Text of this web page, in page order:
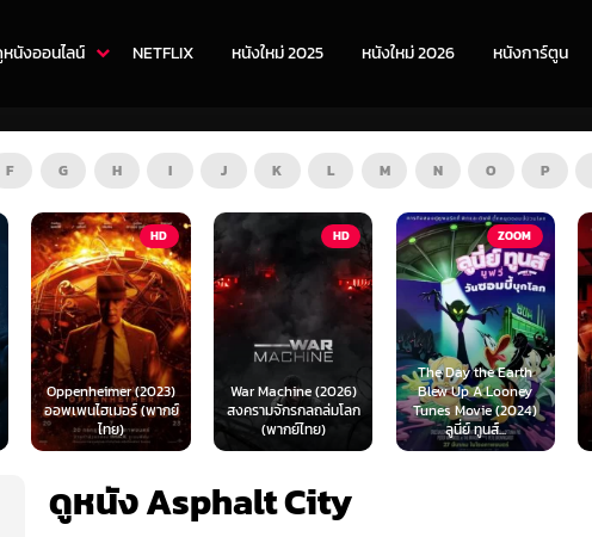
นังออนไลน์ NETFLIX หนังใหม่ 2025 หนังใหม่ 2026 หนังการ์ตูน
F G H I J K L M N O P
HD
War Machine (2026)
สงครามจักรกลถล่มโลก
(พากย์ไทย)
ZOOM
The Day the Earth
Blew Up A Looney
Tunes Movie (2024)
ลูนี่ย์ ทูนส์...
HD
Our House (2025)
ข้างบ้าน
ดูหนัง Asphalt City